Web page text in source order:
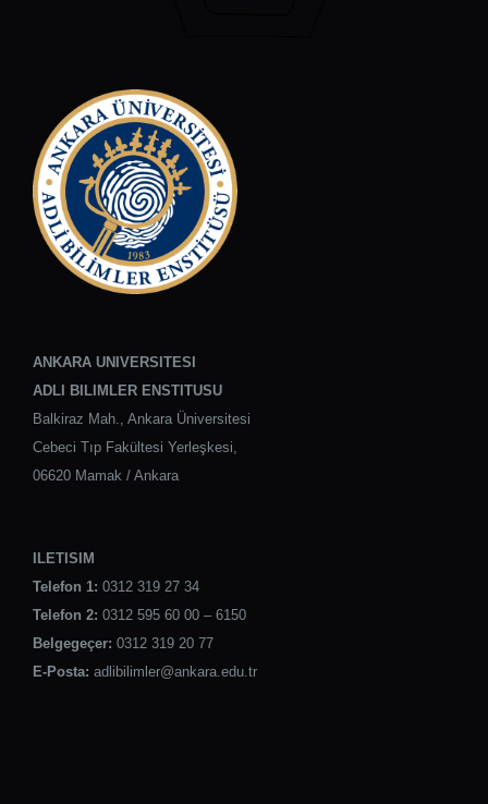
ANKARA UNIVERSITESI
ADLI BILIMLER ENSTITUSU
Balkiraz Mah., Ankara Üniversitesi
Cebeci Tıp Fakültesi Yerleşkesi,
06620 Mamak / Ankara
ILETISIM
Telefon 1: 0312 319 27 34
Telefon 2: 0312 595 60 00 – 6150
Belgegeçer: 0312 319 20 77
E-Posta: adlibilimler@ankara.edu.tr